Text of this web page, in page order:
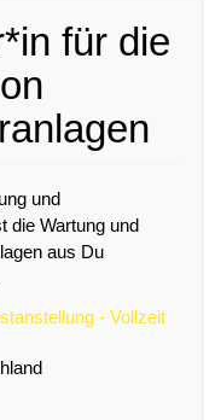
für die
und
die Wartung und
aus Du
- Vollzeit